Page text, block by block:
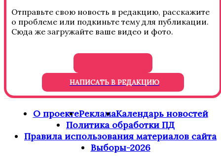
Отправьте свою новость в редакцию, расскажите
о проблеме или подкиньте тему для публикации.
Сюда же загружайте ваше видео и фото.
НАПИСАТЬ В РЕДАКЦИЮ
О проектеРекламаКалендарь новостей
Политика обработки ПД
Правила использования материалов сайта
Выборы-2026